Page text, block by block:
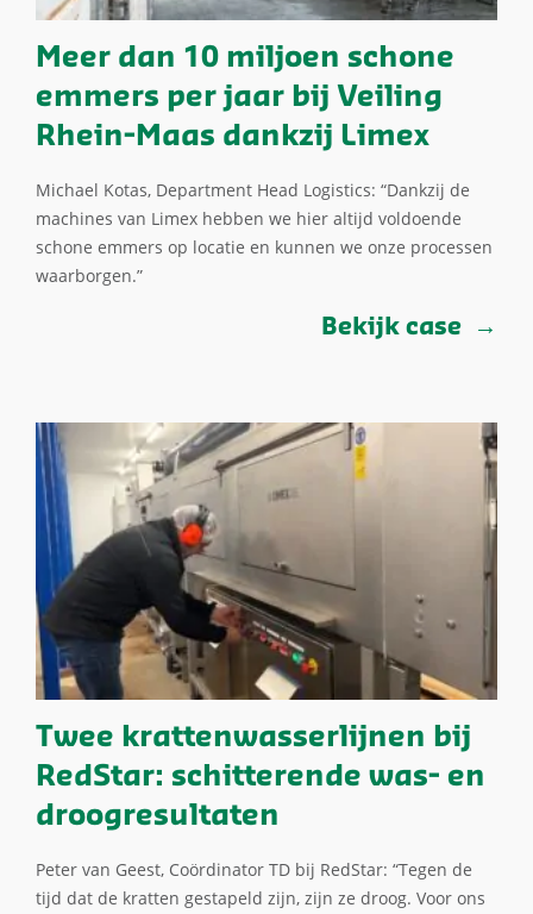
Meer dan 10 miljoen schone
emmers per jaar bij Veiling
Rhein-Maas dankzij Limex
Michael Kotas, Department Head Logistics: “Dankzij de
machines van Limex hebben we hier altijd voldoende
schone emmers op locatie en kunnen we onze processen
waarborgen.”
Bekijk case
Twee krattenwasserlijnen bij
RedStar: schitterende was- en
droogresultaten
Peter van Geest, Coördinator TD bij RedStar: “Tegen de
tijd dat de kratten gestapeld zijn, zijn ze droog. Voor ons